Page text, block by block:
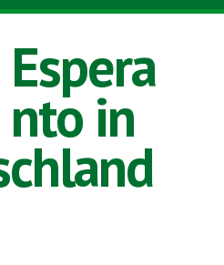
Espera
nto in